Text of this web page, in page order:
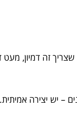
זה דמיון, מעט
– יש יצירה אמיתית.